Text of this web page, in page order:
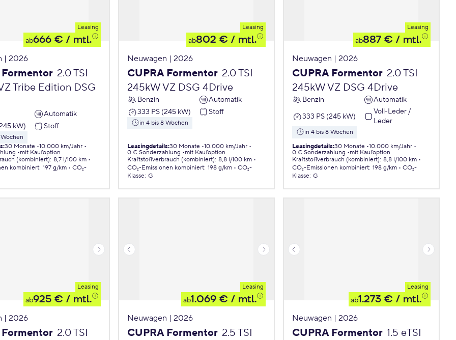
Leasing
ab666 € / mtl.
| 2026
Formentor 2.0 TSI
Tribe Edition DSG
Automatik
kW)
Stoff
:30 Monate 10.000 km/Jahr
mit Kaufoption
(kombiniert): 8,7 l/100 km
kombiniert: 197 g/km
CO₂-
Leasing
ab802 € / mtl.
Neuwagen | 2026
CUPRA Formentor 2.0 TSI
245kW VZ DSG 4Drive
Benzin
Automatik
333 PS (245 kW)
Stoff
in 4 bis 8 Wochen
Leasingdetails:30 Monate 10.000 km/Jahr
0 € Sonderzahlung
mit Kaufoption
Kraftstoffverbrauch (kombiniert): 8,8 l/100 km
CO₂-Emissionen kombiniert: 198 g/km
CO₂-
Klasse: G
Leasing
ab887 € / mtl.
Neuwagen | 2026
CUPRA Formentor 2.0 TSI
245kW VZ DSG 4Drive
Benzin
Automatik
333 PS (245 kW)
Voll-Leder /
Leder
in 4 bis 8 Wochen
Leasingdetails:30 Monate 10.000 km/Jahr
0 € Sonderzahlung
mit Kaufoption
Kraftstoffverbrauch (kombiniert): 8,8 l/100 km
CO₂-Emissionen kombiniert: 198 g/km
CO₂-
Klasse: G
Leasing
ab925 € / mtl.
| 2026
Formentor 2.0 TSI
Leasing
ab1.069 € / mtl.
Neuwagen | 2026
CUPRA Formentor 2.5 TSI
Leasing
ab1.273 € / mtl.
Neuwagen | 2026
CUPRA Formentor 1.5 eTSI